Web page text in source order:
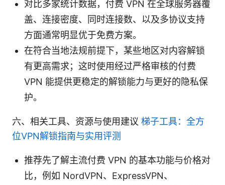
对比多家统计数据，付费 VPN 在全球服务器覆
盖、连接密度、同时连接数、以及多协议支持
方面通常明显优于免费方案。
在符合当地法规前提下，某些地区对内容解锁
有更高需求；这时使用经过严格审核的付费
VPN 能提供更稳定的解锁能力与更好的隐私保
护。
六、相关工具、资源与使用建议 梯子工具：全方
位VPN解锁指南与实用评测
推荐先了解主流付费 VPN 的基本功能与价格对
比，例如 NordVPN、ExpressVPN、